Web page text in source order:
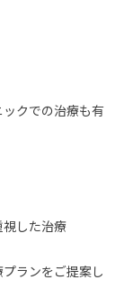
クでの治療も有
視した治療
ランをご提案し